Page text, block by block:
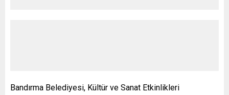
Bandırma Belediyesi, Kültür ve Sanat Etkinlikleri